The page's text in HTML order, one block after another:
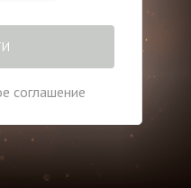
соглашение